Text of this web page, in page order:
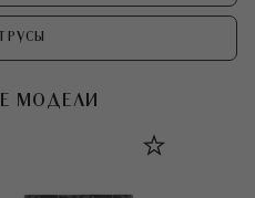
МОДЕЛИ